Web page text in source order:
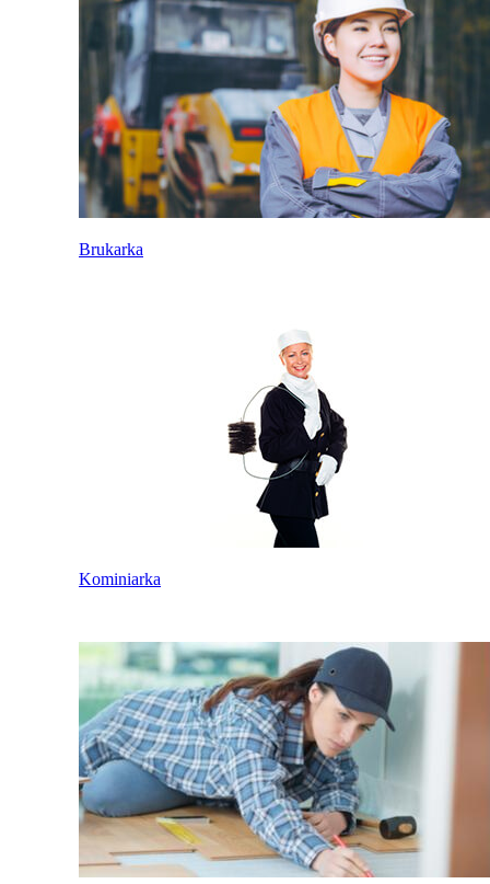
Brukarka
Kominiarka